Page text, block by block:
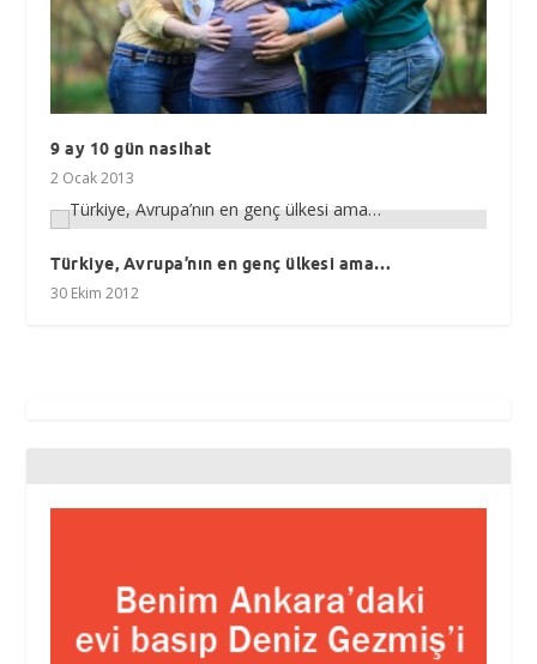
9 ay 10 gün nasihat
2 Ocak 2013
Türkiye, Avrupa’nın en genç ülkesi ama…
30 Ekim 2012